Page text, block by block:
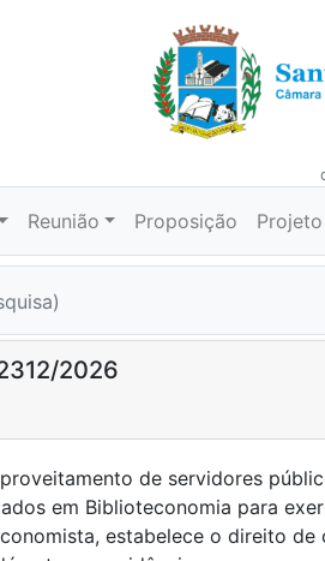
Reunião Proposição
2026
de servidores
em Biblioteconomia para
estabelece o direito de